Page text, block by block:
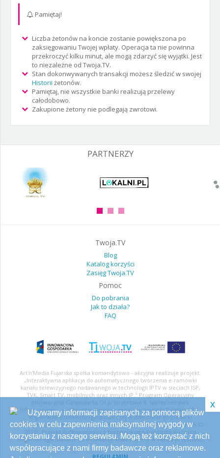
Pamiętaj!
Liczba żetonów na koncie zostanie powiększona po
zaksięgowaniu Twojej wpłaty. Operacja ta nie powinna
przekroczyć kilku minut, ale mogą zdarzyć się wyjątki. Jest
to niezależne od Twoja.TV.
Stan dokonwywanych transakcji możesz śledzić w swojej
Historii żetonów.
Pamiętaj, nie wszystkie banki realizują przelewy
całodobowo.
Zakupione żetony nie podlegają zwrotowi.
PARTNERZY
Twoja.TV
Blog
Katalog korzyści
Zasięg Twoja.TV
Pomoc
Do pobrania
Jak to działa?
FAQ
Art'n'Media Fujarska spółka komandytowo - akcyjna realizuje projekt:
„Interaktywna aplikacja do automatycznego tworzenia e-ramówki
kanału telewizyjnego nadawanego w technologii IPTV w sieciach ISP,
TVK, Smart TV, mobilnych oraz innych IP." Program Operacyjny
Informacyjne - zwiększenie innowacyjności gospodarki Działanie 8.1.
Wspieranie działalności gospodarczej w dziedzinie gospodarki
elektornicznej Umowa nr: UDA-POIG.08.01.00-24-253/13-00 z dnia: 05-12-
2013r. Projekt dofinansowany z Europejskiego Funduszu Rozwoju
Regionalnego. Dotacje na innowacje. Inwestujemy w Waszą przyszłość.
Używamy informacji zapisanych za pomocą plików
cookies w celu zapewnienia maksymalnej wygody w
korzystaniu z naszego serwisu. Mogą też korzystać z nich
współpracujące z nami firmy badawcze oraz reklamowe.
x